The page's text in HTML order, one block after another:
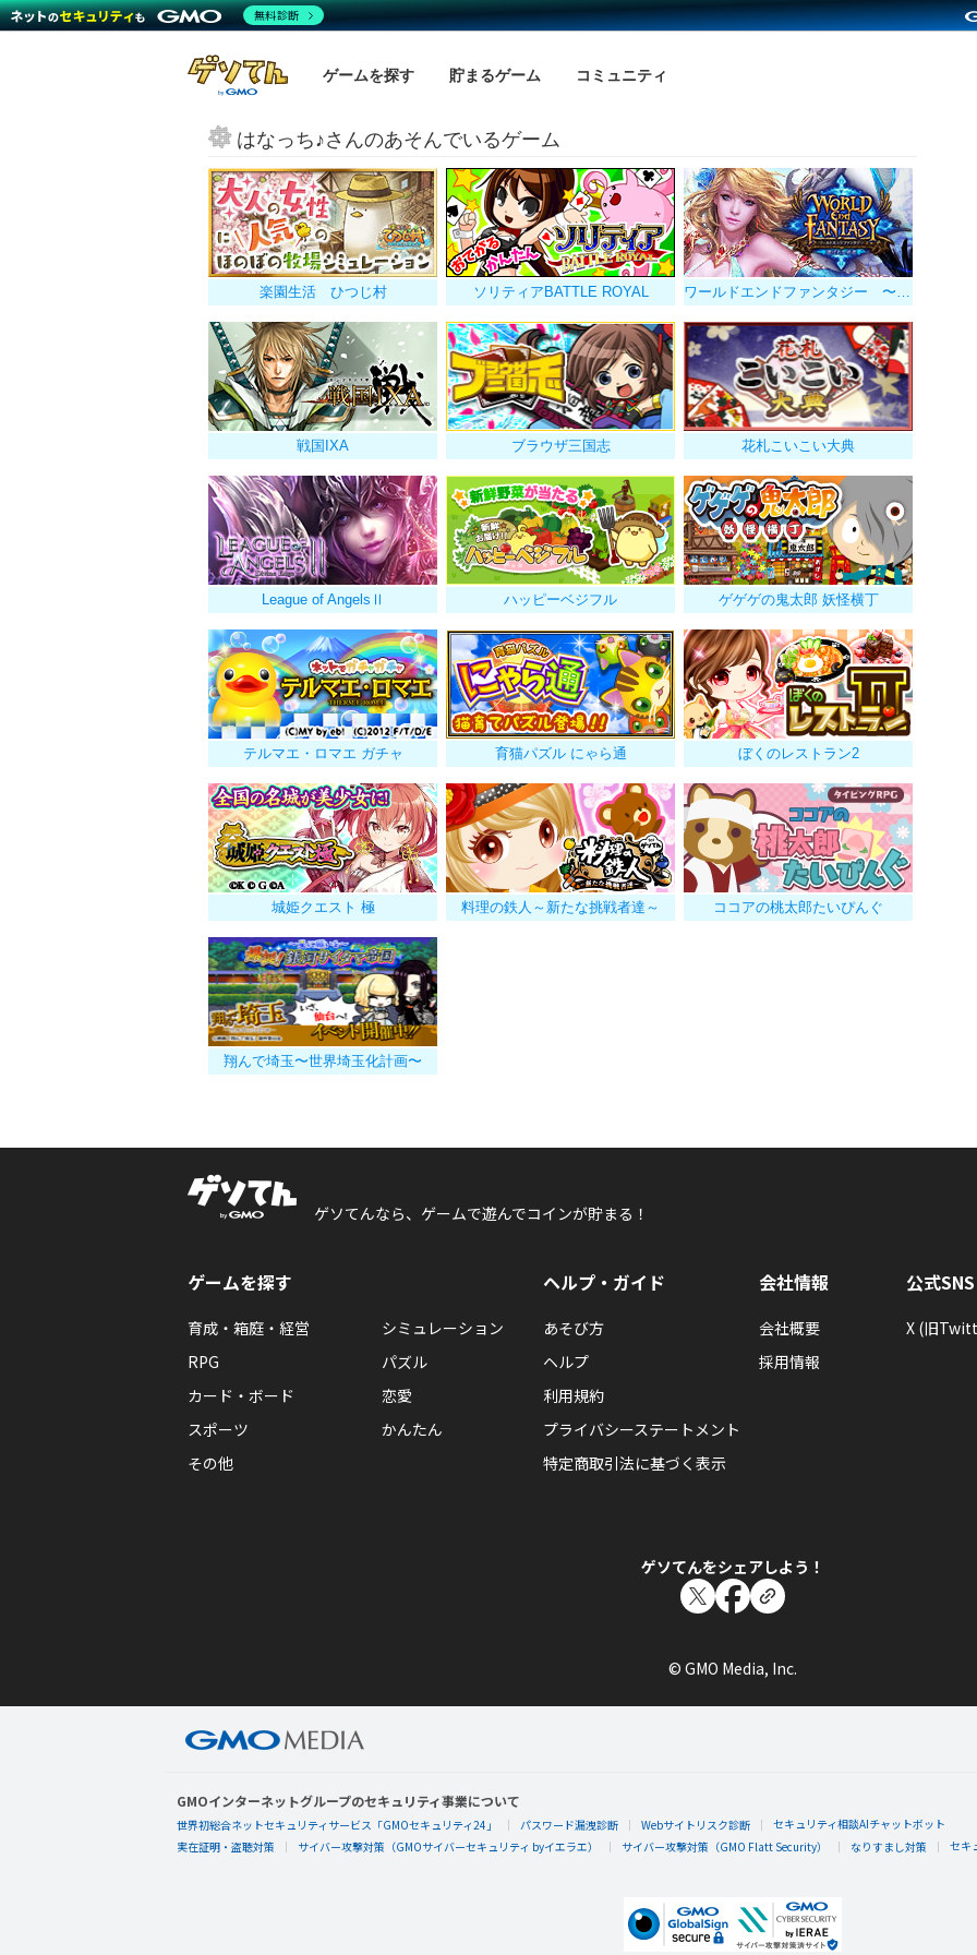
ゲームを探す 貯まるゲーム コミュニティ
はなっち♪さんのあそんでいるゲーム
楽園生活 ひつじ村 ソリティアBATTLE ROYAL ワールドエンドファンタジー 〜選ばれし勇者
戦国IXA ブラウザ三国志 花札こいこい大典
League of AngelsⅡ ハッピーベジフル ゲゲゲの鬼太郎 妖怪横丁
テルマエ・ロマエ ガチャ 育猫パズル にゃら通 ぼくのレストラン2
城姫クエスト 極 料理の鉄人～新たな挑戦者達～ ココアの桃太郎たいぴんぐ
翔んで埼玉〜世界埼玉化計画〜
ゲソてんなら、ゲームで遊んでコインが貯まる！
ゲームを探す
育成・箱庭・経営
シミュレーション
RPG
パズル
カード・ボード
恋愛
スポーツ
かんたん
その他
ヘルプ・ガイド
あそび方
ヘルプ
利用規約
プライバシーステートメント
特定商取引法に基づく表示
会社情報
会社概要
採用情報
公式SNS
X (旧
ゲソてんをシェアしよう！
© GMO Media, Inc.
GMOインターネットグループのセキュリティ事業について
世界初総合ネットセキュリティサービス「GMOセキュリティ24」 パスワード漏洩診断 Webサイトリスク診断
セキュリティ相談AIチャットボット
実在証明・盗聴対策
サイバー攻撃対策（GMOサイバーセキュリティ byイエラエ） サイバー攻撃対策（GMO Flatt Security） なりすまし対策 セキ
無料診断